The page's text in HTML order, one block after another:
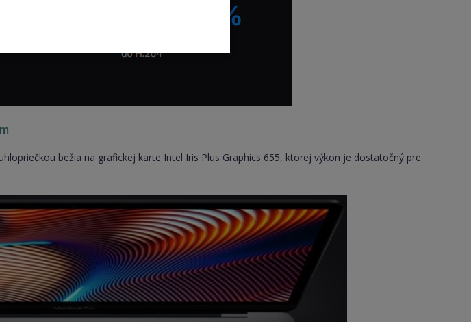
bežia na grafickej karte Intel Iris Plus Graphics 655, ktorej výkon je dostatočný pre